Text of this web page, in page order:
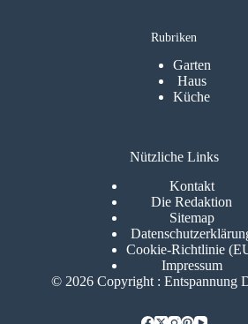
Rubriken
Garten
Haus
Küche
Nützliche Links
Kontakt
Die Redaktion
Sitemap
Cookie-Richtlinie
Impressum
© 2026 Copyright : Entspannung